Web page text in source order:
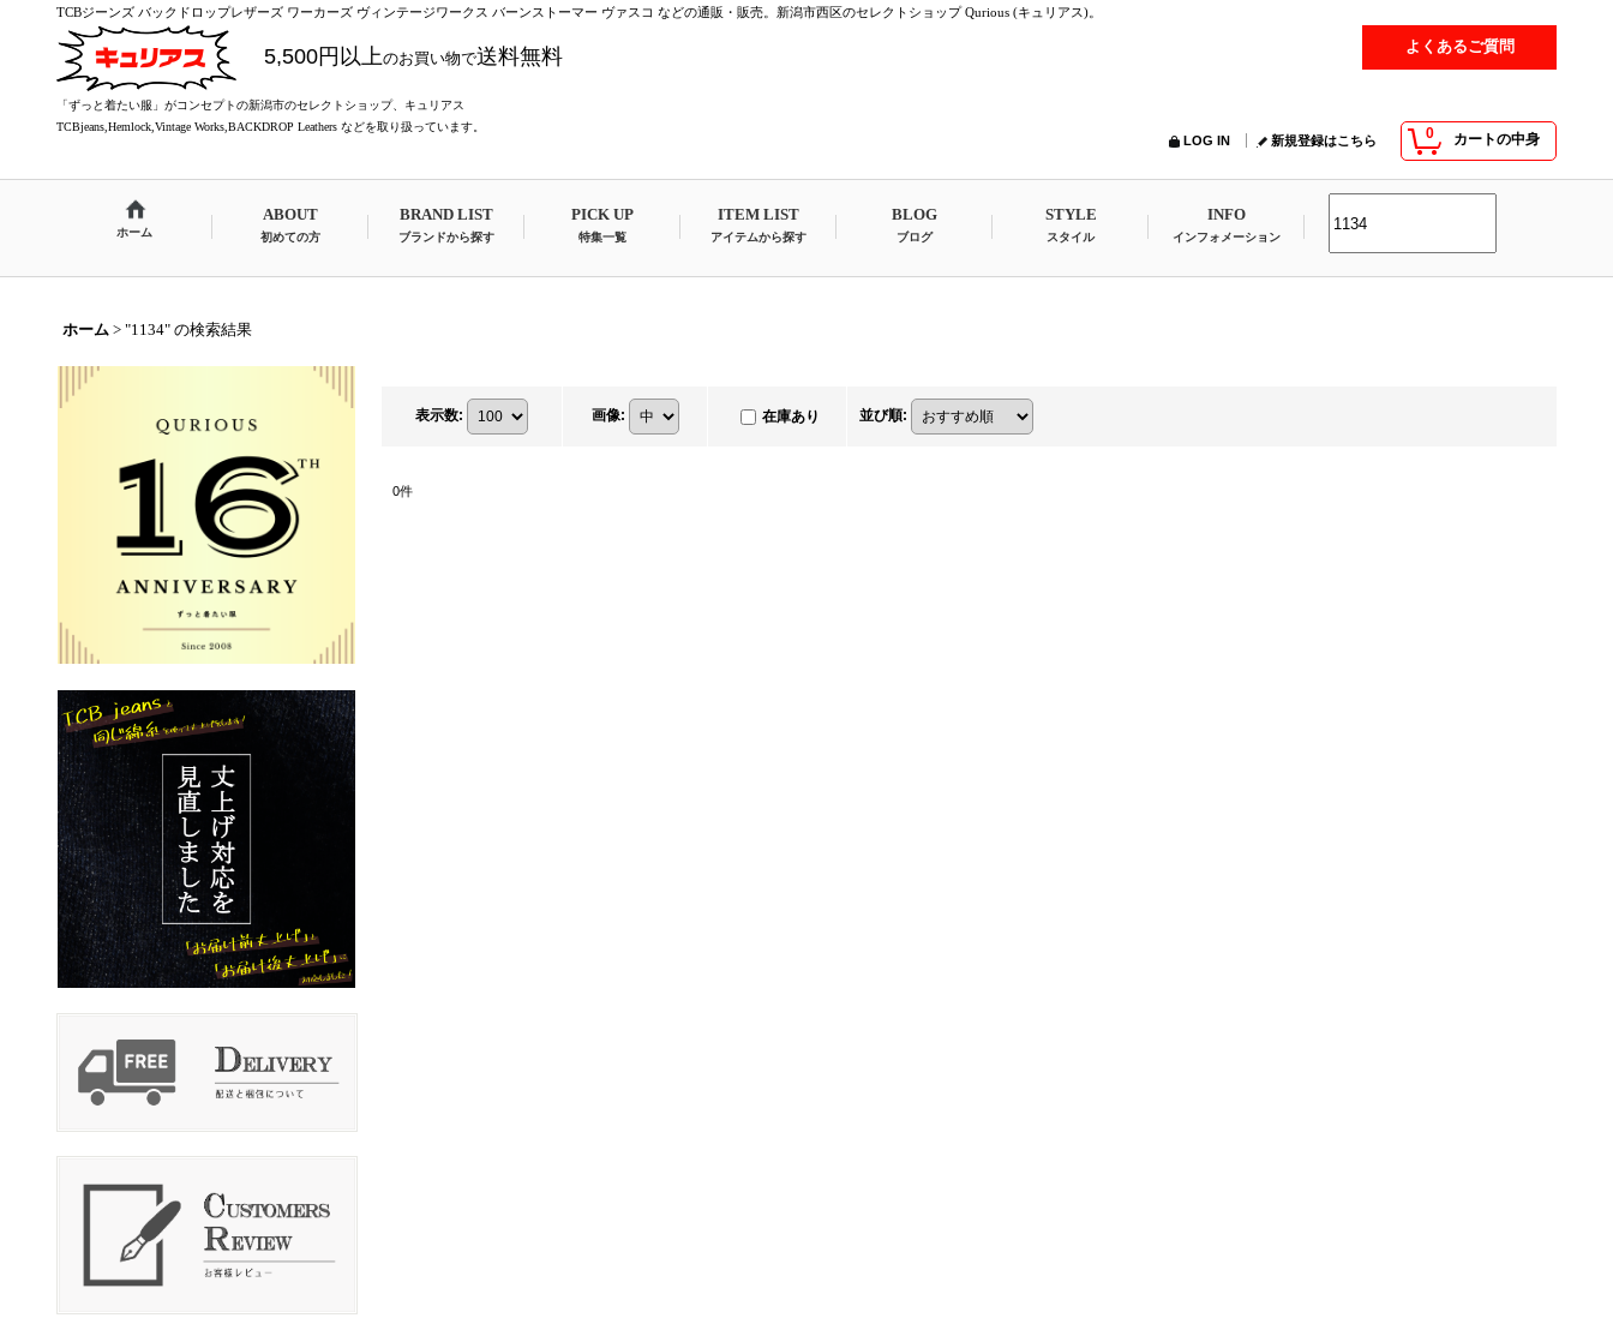
TCBジーンズ バックドロップレザーズ ワーカーズ ヴィンテージワークス バーンストーマー ヴァスコ などの通販・販売。新潟市西区のセレクトショップ Qurious (キュリアス)。
5,500円以上のお買い物で送料無料
「ずっと着たい服」がコンセプトの新潟市のセレクトショップ、キュリアス
TCBjeans,Hemlock,Vintage Works,BACKDROP Leathers などを取り扱っています。
よくあるご質問
0 カートの中身
LOG IN 新規登録はこちら
ホーム
ABOUT
初めての方
BRAND LIST
ブランドから探す
PICK UP
特集一覧
ITEM LIST
アイテムから探す
BLOG
ブログ
STYLE
スタイル
INFO
インフォメーション
ホーム > "1134" の検索結果
表示数: 画像: 在庫あり 並び順:
0件